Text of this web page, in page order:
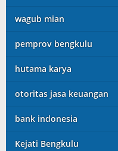
wagub mian
pemprov bengkulu
hutama karya
otoritas jasa keuangan
bank indonesia
Kejati Bengkulu